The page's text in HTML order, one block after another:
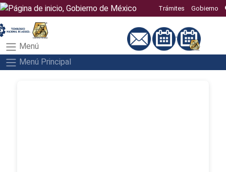
Trámites Gobierno
Menú
Menú Principal